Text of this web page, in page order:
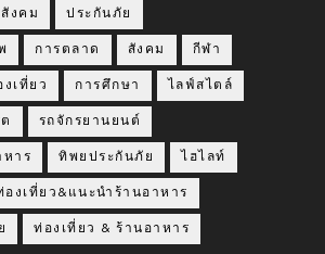
งคม ประกันภัย
การตลาด สังคม กีฬา
งเที่ยว การศึกษา ไลฟ์สไตล์
รถจักรยานยนต์
หาร ทิพยประกันภัย ไฮไลท์
องเที่ยว&แนะนำร้านอาหาร
ท่องเที่ยว & ร้านอาหาร